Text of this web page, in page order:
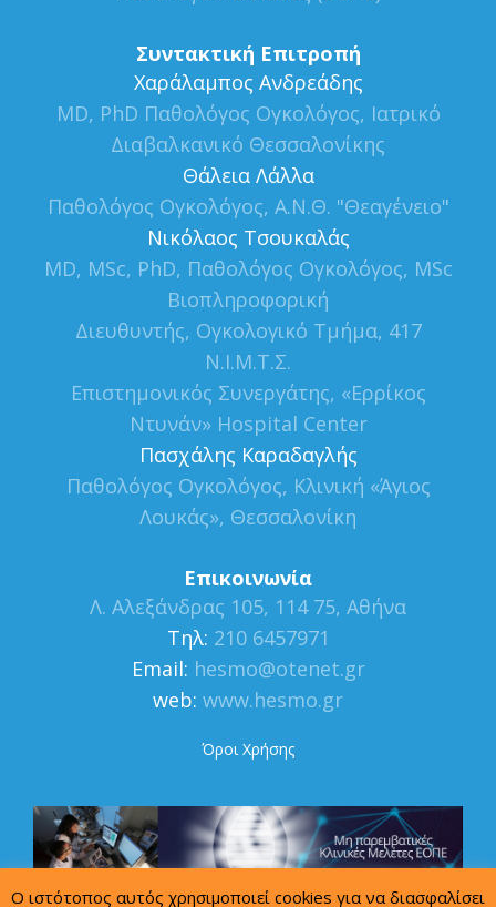
Συντακτική Επιτροπή
Xαράλαμπος Ανδρεάδης
MD, PhD Παθολόγος Ογκολόγος, Ιατρικό
Διαβαλκανικό Θεσσαλονίκης
Θάλεια Λάλλα
Παθολόγος Ογκολόγος, Α.Ν.Θ. "Θεαγένειο"
Νικόλαος Τσουκαλάς
MD, MSc, PhD, Παθολόγος Ογκολόγος, MSc
Βιοπληροφορική
Διευθυντής, Ογκολογικό Τμήμα, 417
Ν.Ι.Μ.Τ.Σ.
Επιστημονικός Συνεργάτης, «Ερρίκος
Ντυνάν» Hospital Center
Πασχάλης Καραδαγλής
Παθολόγος Ογκολόγος, Κλινική «Άγιος
Λουκάς», Θεσσαλονίκη
Επικοινωνία
Λ. Αλεξάνδρας 105, 114 75, Αθήνα
Τηλ: 210 6457971
Εmail: hesmo@otenet.gr
web: www.hesmo.gr
Όροι Χρήσης
Ο ιστότοπος αυτός χρησιμοποιεί cookies για να διασφαλίσει